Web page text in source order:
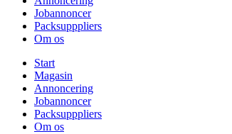
Jobannoncer
Packsupppliers
Om os
Start
Magasin
Annoncering
Jobannoncer
Packsupppliers
Om os